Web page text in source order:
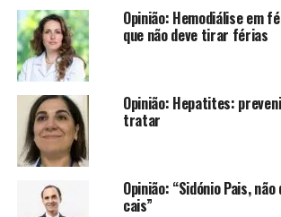
Opinião: Hemodiálise em
que não deve tirar férias
Opinião: Hepatites:
tratar
Opinião: “Sidónio Pais,
cais”